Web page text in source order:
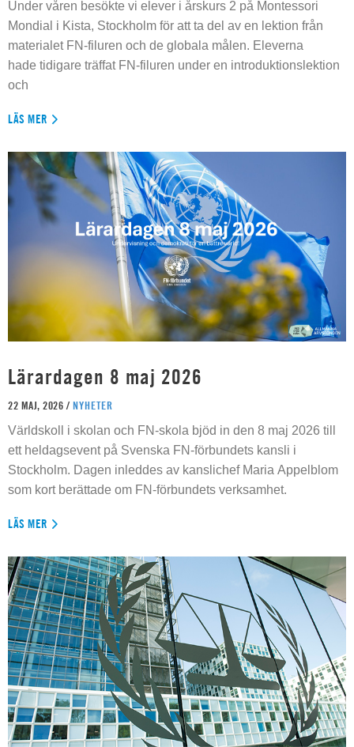
Under våren besökte vi elever i årskurs 2 på Montessori
Mondial i Kista, Stockholm för att ta del av en lektion från
materialet FN-filuren och de globala målen. Eleverna
hade tidigare träffat FN-filuren under en introduktionslektion
och
LÄS MER
Lärardagen 8 maj 2026
22 MAJ, 2026 / NYHETER
Världskoll i skolan och FN-skola bjöd in den 8 maj 2026 till
ett heldagsevent på Svenska FN-förbundets kansli i
Stockholm. Dagen inleddes av kanslichef Maria Appelblom
som kort berättade om FN-förbundets verksamhet.
LÄS MER